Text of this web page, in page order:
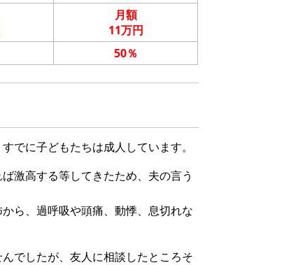
月額
11万円
50％
でに子どもたちは成人しています。
激高する等してきたため、夫の言う
ら、過呼吸や頭痛、動悸、息切れな
でしたが、友人に相談したところそ